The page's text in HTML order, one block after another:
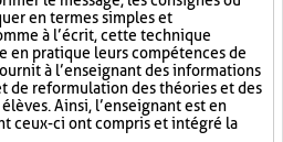
en termes simples et
à l’écrit, cette technique
en pratique leurs compétences de
à l’enseignant des informations
de reformulation des théories et des
Ainsi, l’enseignant est en
ceux-ci ont compris et intégré la